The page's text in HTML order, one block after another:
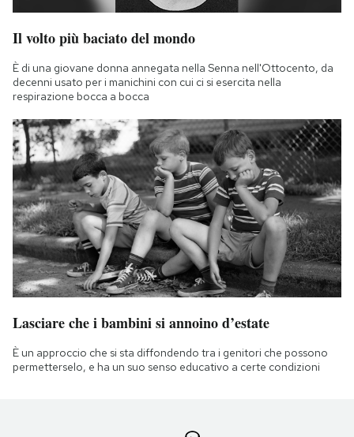
Il volto più baciato del mondo
È di una giovane donna annegata nella Senna nell'Ottocento, da
decenni usato per i manichini con cui ci si esercita nella
respirazione bocca a bocca
Lasciare che i bambini si annoino d’estate
È un approccio che si sta diffondendo tra i genitori che possono
permetterselo, e ha un suo senso educativo a certe condizioni